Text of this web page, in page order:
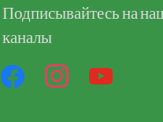
Подписывайтесь на
каналы
facebook instagram youtube